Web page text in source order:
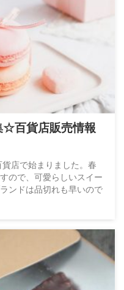
☆百貨店販売情報
店で始まりました。春
ので、可愛らしいスイー
ンドは品切れも早いので